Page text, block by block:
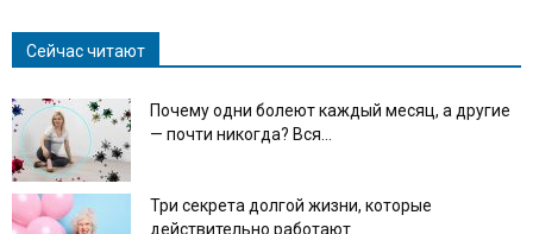
Сейчас читают
Почему одни болеют каждый месяц, а другие
— почти никогда? Вся...
Три секрета долгой жизни, которые
действительно работают